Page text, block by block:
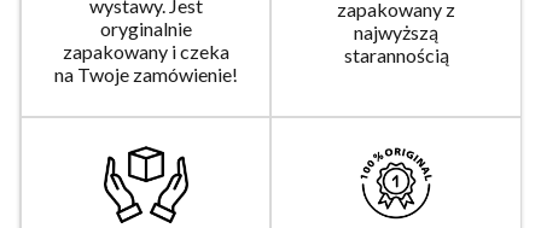
wystawy. Jest
oryginalnie
zapakowany i czeka
na Twoje zamówienie!
zapakowany z
najwyższą
starannością